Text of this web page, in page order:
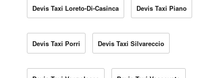
Devis Taxi Loreto-Di-Casinca Devis Taxi Piano
Devis Taxi Porri Devis Taxi Silvareccio